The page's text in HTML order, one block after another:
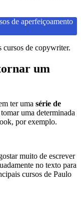
de aperfeiçoamento
cursos de copywriter.
um
ter uma série de
uma determinada
por exemplo.
muito de escrever
no texto para
cursos de Paulo